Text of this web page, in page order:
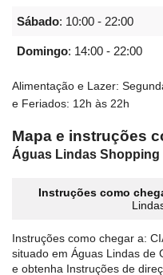
Sábado: 10:00 - 22:00
Domingo: 14:00 - 22:00
Alimentação e Lazer:
e Feriados: 12h às 22h
Mapa e instruções
Águas Lindas Shopping
Instruções como
Instruções como chegar a:
situado em Águas Lindas de
e obtenha Instruções de